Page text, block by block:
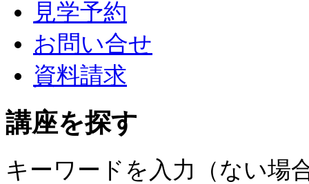
見学予約
お問い合せ
資料請求
講座を探す
キーワードを入力（ない場